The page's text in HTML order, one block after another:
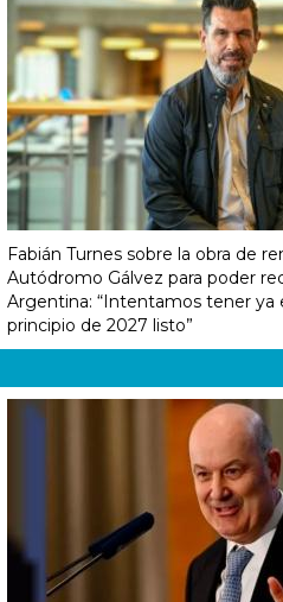
Fabián Turnes sobre la obra de
Autódromo Gálvez para poder
Argentina: “Intentamos tener ya
principio de 2027 listo”